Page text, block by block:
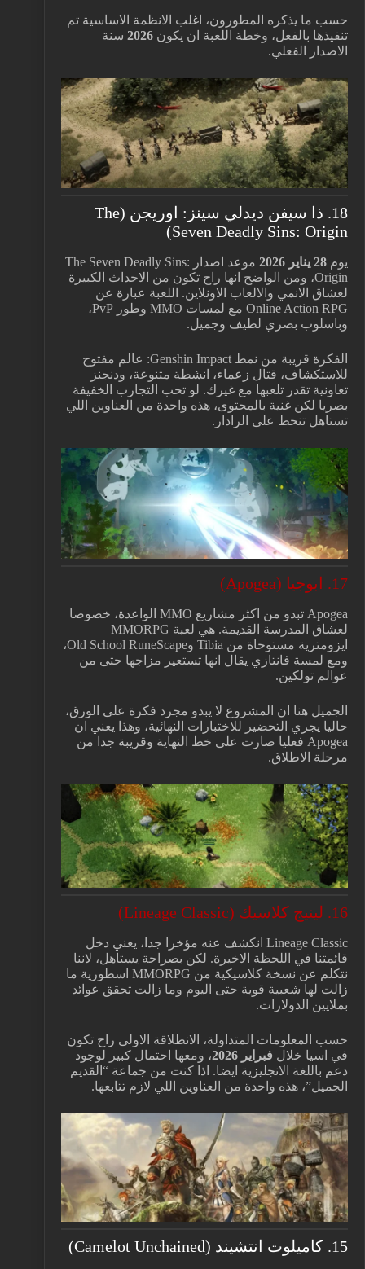
حسب ما يذكره المطورون، اغلب الانظمة الاساسية تم
تنفيذها بالفعل، وخطة اللعبة ان يكون 2026 سنة
الاصدار الفعلي.
18. ذا سيفن ديدلي سينز: اوريجن (The
Seven Deadly Sins: Origin)
يوم 28 يناير 2026
موعد اصدار The Seven Deadly Sins:
Origin، ومن الواضح انها راح تكون من الاحداث الكبيرة
لعشاق الانمي والالعاب الاونلاين. اللعبة عبارة عن
Online Action RPG مع لمسات MMO وطور PvP،
وباسلوب بصري لطيف وجميل.
الفكرة قريبة من نمط Genshin Impact: عالم مفتوح
للاستكشاف، قتال زعماء، انشطة متنوعة، ودنجنز
تعاونية تقدر تلعبها مع غيرك. لو تحب التجارب الخفيفة
بصريا لكن غنية بالمحتوى، هذه واحدة من العناوين اللي
تستاهل تنحط على الرادار.
17. ابوجيا (Apogea)
Apogea تبدو من اكثر مشاريع MMO الواعدة، خصوصا
لعشاق المدرسة القديمة. هي لعبة MMORPG
ايزومترية مستوحاة من Tibia وOld School RuneScape،
ومع لمسة فانتازي يقال انها تستعير مزاجها حتى من
عوالم تولكين.
الجميل هنا ان المشروع لا يبدو مجرد فكرة على الورق،
حاليا يجري التحضير للاختبارات النهائية، وهذا يعني ان
Apogea فعليا صارت على خط النهاية وقريبة جدا من
مرحلة الاطلاق.
16. لينيج كلاسيك (Lineage Classic)
Lineage Classic انكشف عنه مؤخرا جدا، يعني دخل
قائمتنا في اللحظة الاخيرة. لكن بصراحة يستاهل، لاننا
نتكلم عن نسخة كلاسيكية من MMORPG اسطورية ما
زالت لها شعبية قوية حتى اليوم وما زالت تحقق عوائد
بملايين الدولارات.
حسب المعلومات المتداولة، الانطلاقة الاولى راح تكون
في اسيا خلال فبراير 2026
، ومعها احتمال كبير لوجود
دعم باللغة الانجليزية ايضا. اذا كنت من جماعة “القديم
الجميل”، هذه واحدة من العناوين اللي لازم تتابعها.
15. كاميلوت انتشيند (Camelot Unchained)